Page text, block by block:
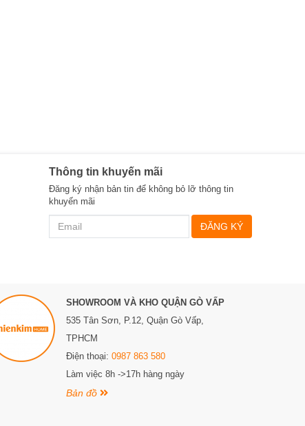
Thông tin khuyến mãi
Đăng ký nhận bản tin để không bỏ lỡ thông tin
khuyến mãi
ĐĂNG KÝ
SHOWROOM VÀ KHO QUẬN GÒ VẤP
535 Tân Sơn, P.12, Quận Gò Vấp,
TPHCM
Điện thoại: 0987 863 580
Làm việc 8h ->17h hàng ngày
Bản đồ